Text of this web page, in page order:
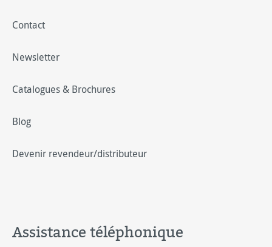
Contact
Newsletter
Catalogues & Brochures
Blog
Devenir revendeur/distributeur
Assistance téléphonique